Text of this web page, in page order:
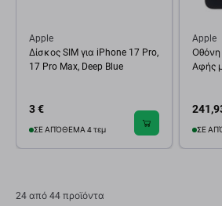
Apple
Δίσκος SIM για iPhone 17 Pro,
17 Pro Max, Deep Blue
3 €
ΣΕ ΑΠΌΘΕΜΑ 4 τεμ
Apple
Οθόνη
Αφής
ΣΕ
24 από 44 προϊόντα